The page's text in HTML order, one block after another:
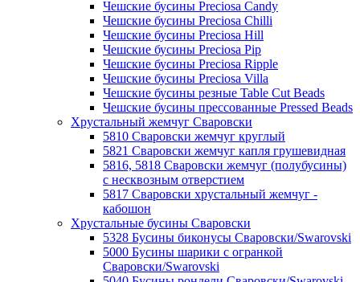
Чешские бусины Preciosa Candy
Чешские бусины Preciosa Chilli
Чешские бусины Preciosa Hill
Чешские бусины Preciosa Pip
Чешские бусины Preciosa Ripple
Чешские бусины Preciosa Villa
Чешские бусины резные Table Cut Beads
Чешские бусины прессованные Pressed Beads
Хрустальный жемчуг Сваровски
5810 Сваровски жемчуг круглый
5821 Сваровски жемчуг капля грушевидная
5816, 5818 Сваровски жемчуг (полубусины)
с несквозным отверстием
5817 Сваровски хрустальный жемчуг -
кабошон
Хрустальные бусины Сваровски
5328 Бусины биконусы Сваровски/Swarovski
5000 Бусины шарики с огранкой
Сваровски/Swarovski